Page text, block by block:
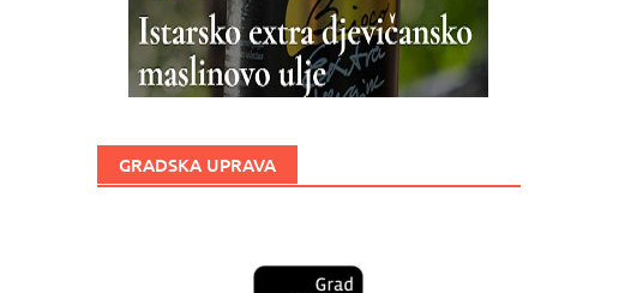
GRADSKA UPRAVA